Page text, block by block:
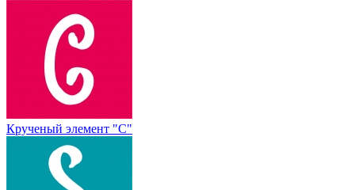
Крученый элемент "С"